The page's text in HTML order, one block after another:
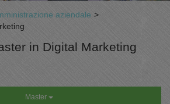
aziendale >
in Digital Marketing
Master